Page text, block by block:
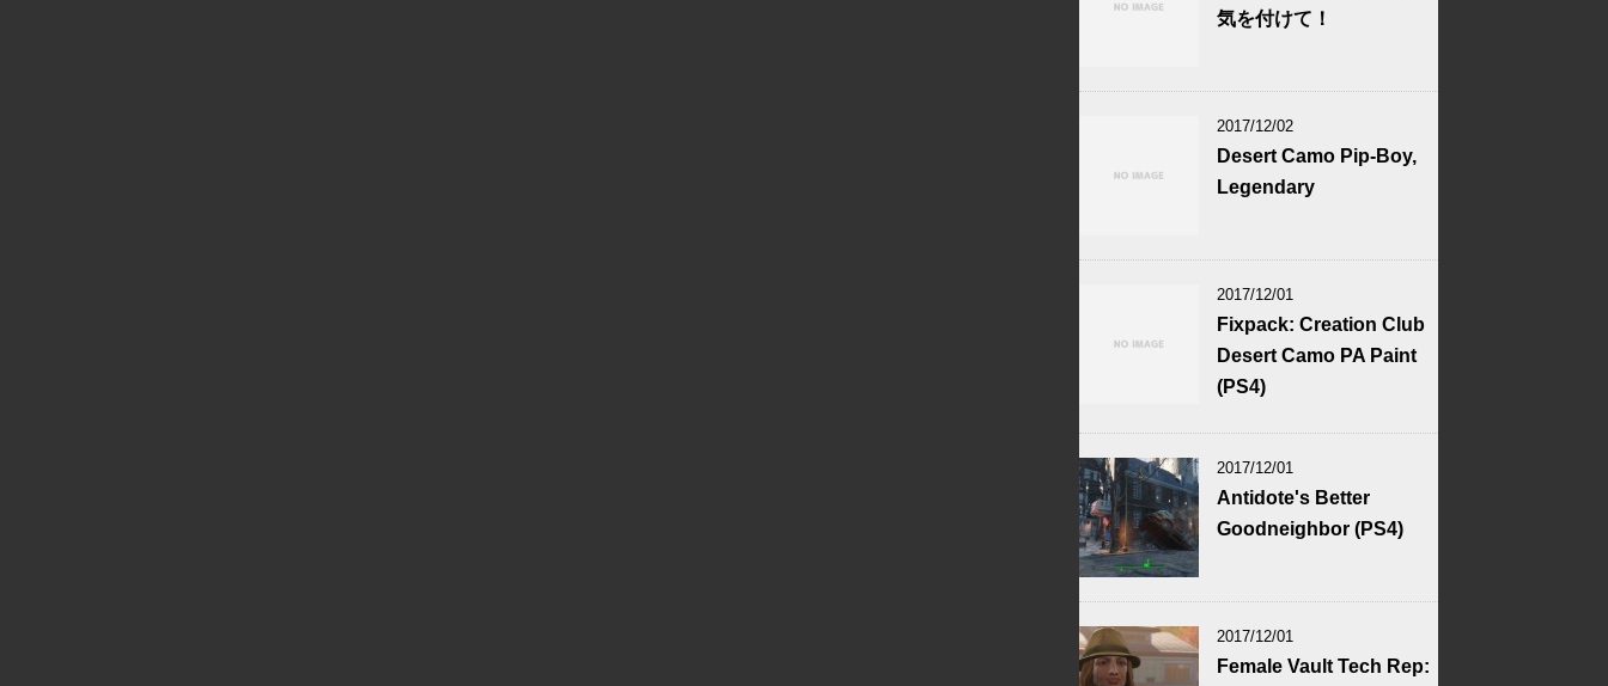
気を付けて！
2017/12/02
Desert Camo Pip-Boy,
Legendary
2017/12/01
Fixpack: Creation Club
Desert Camo PA Paint
(PS4)
2017/12/01
Antidote's Better
Goodneighbor (PS4)
2017/12/01
Female Vault Tech Rep: